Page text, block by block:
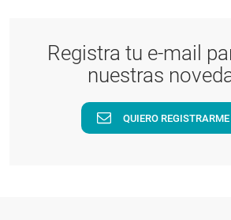
Registra tu e-mail
nuestras
QUIERO REGISTRARME